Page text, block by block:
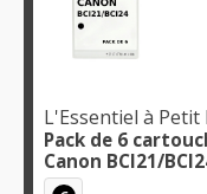
L'Essentiel à Petit
Pack de 6
Canon BCI21/